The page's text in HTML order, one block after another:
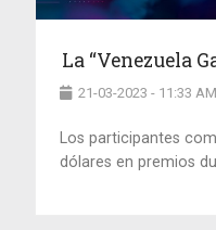
La “Venezuela
21-03-2023 - 11:33 AM
Los participantes
dólares en premios